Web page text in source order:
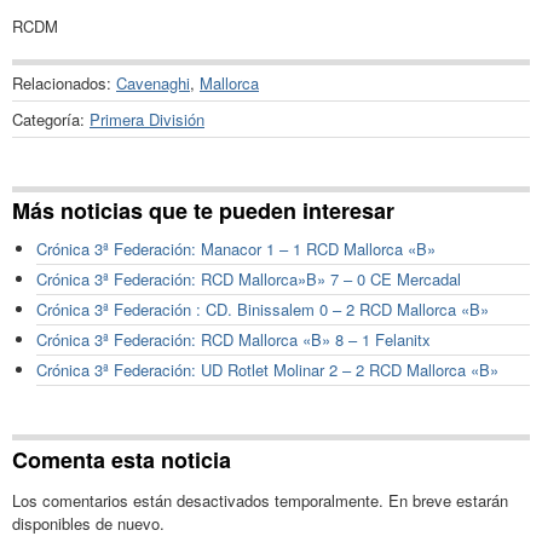
RCDM
Relacionados: Cavenaghi, Mallorca
Categoría: Primera División
Más noticias que te pueden interesar
Crónica 3ª Federación: Manacor 1 – 1 RCD Mallorca «B»
Crónica 3ª Federación: RCD Mallorca»B» 7 – 0 CE Mercadal
Crónica 3ª Federación : CD. Binissalem 0 – 2 RCD Mallorca «B»
Crónica 3ª Federación: RCD Mallorca «B» 8 – 1 Felanitx
Crónica 3ª Federación: UD Rotlet Molinar 2 – 2 RCD Mallorca «B»
Comenta esta noticia
Los comentarios están desactivados temporalmente. En breve estarán
disponibles de nuevo.